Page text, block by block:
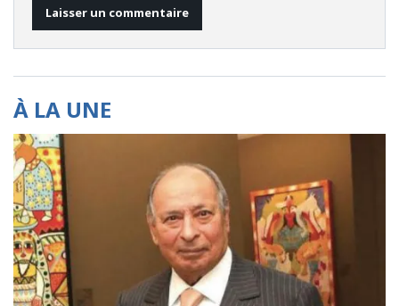
À LA UNE